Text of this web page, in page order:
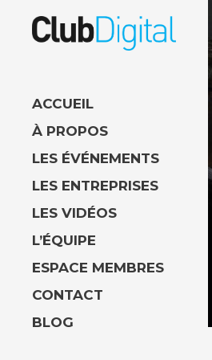
ACCUEIL
À PROPOS
LES ÉVÉNEMENTS
LES ENTREPRISES
LES VIDÉOS
L’ÉQUIPE
ESPACE MEMBRES
CONTACT
BLOG